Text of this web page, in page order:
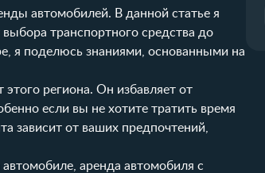
автомобилей. В данной статье я
транспортного средства до
я поделюсь знаниями, основанными на
региона. Он избавляет от
если вы не хотите тратить время
зависит от ваших предпочтений,
аренда автомобиля с